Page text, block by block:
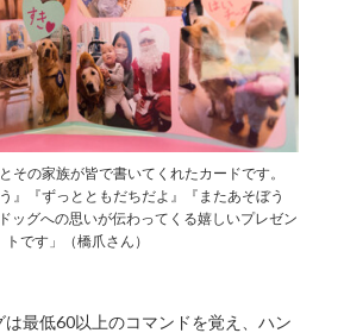
その家族が皆で書いてくれたカードです。
』『ずっとともだちだよ』『またあそぼう
ッグへの思いが伝わってくる嬉しいプレゼン
トです」（橋爪さん）
最低60以上のコマンドを覚え、ハン